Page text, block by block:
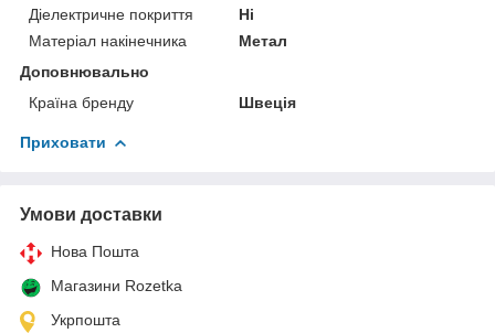
Діелектричне покриття
Ні
Матеріал накінечника
Метал
Доповнювально
Країна бренду
Швеція
Приховати
Умови доставки
Нова Пошта
Магазини Rozetka
Укрпошта